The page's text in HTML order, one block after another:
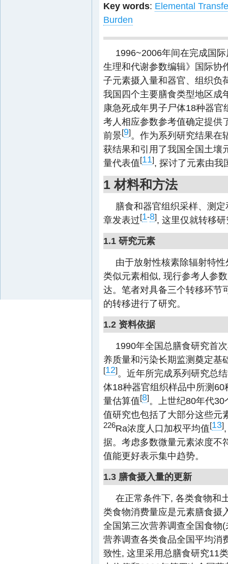
Key words: Elemental
Burden
1996~2006年间在完成国
生理和代谢参数编辑》国际协
子元素摄入量和器官、组织负
我国四个主要膳食类型地区成
康急死成年男子尸体18种器
考人相应参数参考值确定提供
前景[9]。作为系列研究结果在
获结果和引用了我国全国土壤
量代表值[11], 探讨了元素由我
1 材料和方法
膳食和器官组织采样、测
章发表过[1-8], 这里仅就转移
1.1 研究元素
由于放射性核素除辐射特
类似元素相似, 现行参考人参
达。笔者对具备三个转移环节
的转移进行了研究。
1.2 资料依据
1990年全国总膳食研究首
养质量和污染长期监测奠定基
[12]。近年所完成系列研究总
体18种器官组织样品中所测60
量估算值[8]。上世纪80年代
值研究也包括了大部分这些元
226Ra浓度人口加权平均值[13]
据。考虑多数微量元素浓度不
值能更好表示集中趋势。
1.3 膳食摄入量的更新
在正常条件下, 各类食物和
类食物消费量应是元素膳食摄
全国第三次营养调查全国食物
营养调查各类食品全国平均消
致性, 这里采用总膳食研究11